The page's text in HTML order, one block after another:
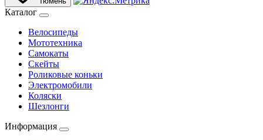
Каталог
Велосипеды
Мототехника
Самокаты
Скейты
Роликовые коньки
Электромобили
Коляски
Шезлонги
Информация